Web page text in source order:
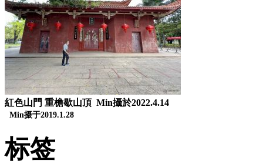
紅色山門 重檐歇山頂 Min攝於2022.4.14
Min摄于2019.1.28
标签